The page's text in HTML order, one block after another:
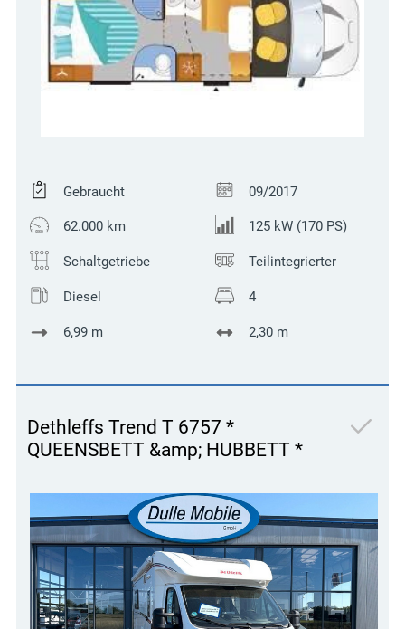
Gebraucht 09/2017
62.000 km 125 kW (170 PS)
Schaltgetriebe Teilintegrierter
Diesel 4
6,99 m 2,30 m
Dethleffs Trend T 6757 *
QUEENSBETT &amp; HUBBETT *